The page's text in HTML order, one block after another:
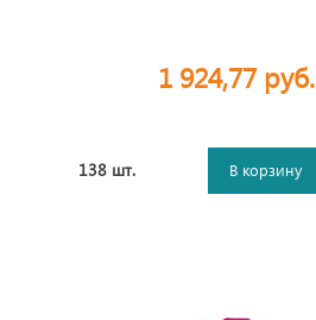
1 924,77 руб.
138 шт. В корзину